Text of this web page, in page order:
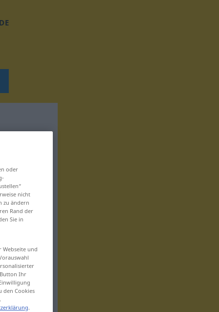
oder
nicht
zu ändern
Rand der
Sie in
und
Ihr
den Cookies
.